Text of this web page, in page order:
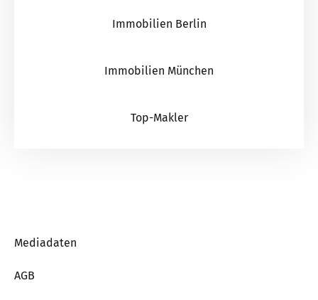
Immobilien Berlin
Immobilien München
Top-Makler
Mediadaten
AGB